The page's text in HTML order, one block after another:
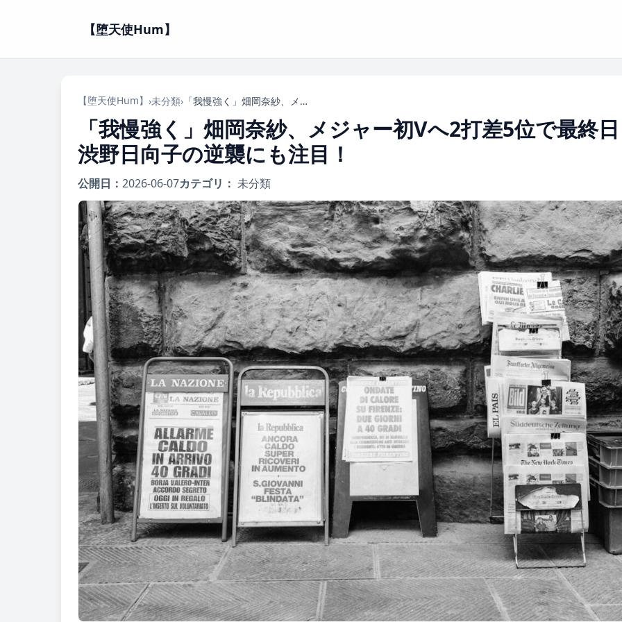
【堕天使Hum】
【堕天使Hum】 ›未分類› 「我慢強く」畑岡奈紗、メジャー初Vへ2打差5位で最終日！渋野日向子の逆襲にも注目！
「我慢強く」畑岡奈紗、メジャー初Vへ2打差5位で最終
渋野日向子の逆襲にも注目！
公開日： 2026-06-07カテゴリ： 未分類